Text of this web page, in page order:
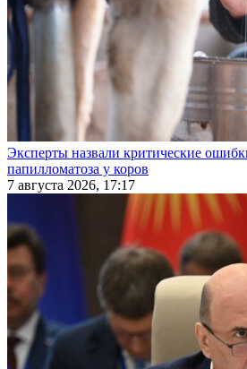
Эксперты назвали критические
папилломатоза у коров
7 августа 2026, 17:17